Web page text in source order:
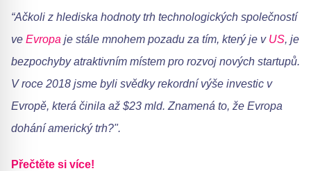
“Ačkoli z hlediska hodnoty trh technologických společností
ve Evropa je stále mnohem pozadu za tím, který je v US, je
bezpochyby atraktivním místem pro rozvoj nových startupů.
V roce 2018 jsme byli svědky rekordní výše investic v
Evropě, která činila až $23 mld. Znamená to, že Evropa
dohání americký trh?".
Přečtěte si více!